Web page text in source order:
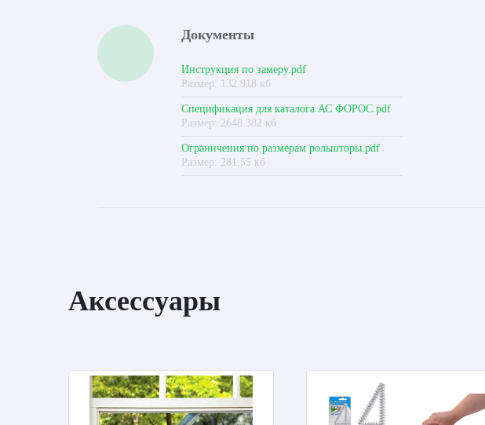
Документы
Инструкция по замеру.pdf
Размер: 132.918 кб
Спецификация для каталога АС ФОРОС.pdf
Размер: 2648.382 кб
Ограничения по размерам рольшторы.pdf
Размер: 281.55 кб
Аксессуары